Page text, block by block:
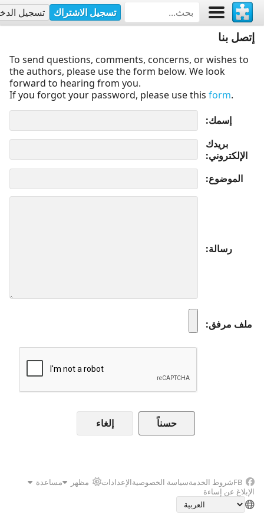
تسجيل الاشتراك تسجيل
إتصل بنا
To send questions, comments, concerns, or wishes to
the authors, please use the form below. We look
forward to hearing from you.
If you forgot your password, please use this form.
إسمك
بريدك
الإلكتروني
الموضوع
رسالة
ملف مرفق
إلغاء
FBشروط الخدمةسياسة الخصوصيةالإعدادات مظهر
مساعدة
الإبلاغ عن إساءة